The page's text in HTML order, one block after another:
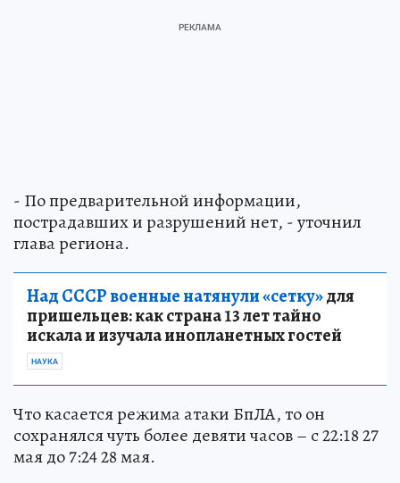
- По предварительной информации,
пострадавших и разрушений нет, - уточнил
глава региона.
Над СССР военные натянули «сетку»для
пришельцев: как страна 13 лет тайно
искала и изучала инопланетных гостей
НАУКА
Что касается режима атаки БпЛА, то он
сохранялся чуть более девяти часов – с 22:18 27
мая до 7:24 28 мая.